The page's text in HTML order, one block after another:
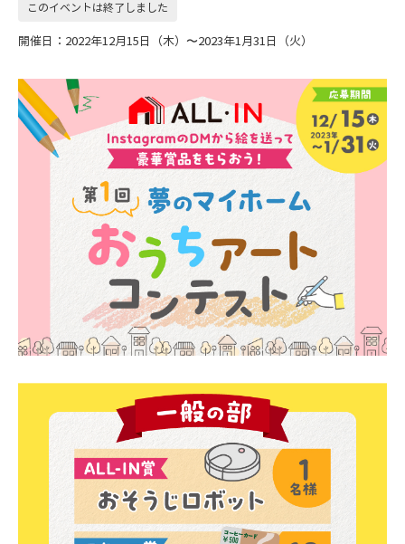
このイベントは終了しました
開催日：2022年12月15日（木）〜2023年1月31日（火）